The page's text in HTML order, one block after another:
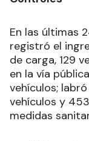
En las últimas
registró el
de carga, 129
en la vía
vehículos;
vehículos y
medidas